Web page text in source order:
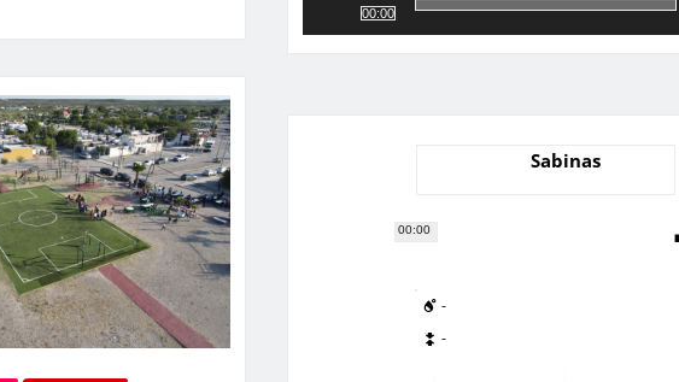
00:00
00:00
Sabinas
-
-